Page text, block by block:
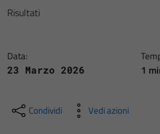
Risultati
Data:
23 Marzo 2026 1
Condividi Vedi azioni